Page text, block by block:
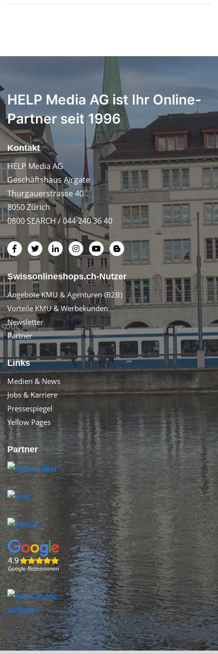
HELP Media AG ist Ihr Online-
Partner seit 1996
Kontakt
HELP Media AG
Geschäftshaus Airgate
Thurgauerstrasse 40
8050 Zürich
0800 SEARCH / 044 240 36 40
Swissonlineshops.ch-Nutzer
Angebote KMU & Agenturen (B2B)
Vorteile KMU & Werbekunden
Newsletter
Partner
Links
Medien & News
Jobs & Karriere
Pressespiegel
Yellow Pages
Partner